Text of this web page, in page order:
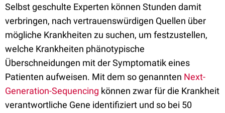
Selbst geschulte Experten können Stunden damit
verbringen, nach vertrauenswürdigen Quellen über
mögliche Krankheiten zu suchen, um festzustellen,
welche Krankheiten phänotypische
Überschneidungen mit der Symptomatik eines
Patienten aufweisen. Mit dem so genannten Next-
Generation-Sequencing können zwar für die Krankheit
verantwortliche Gene identifiziert und so bei 50